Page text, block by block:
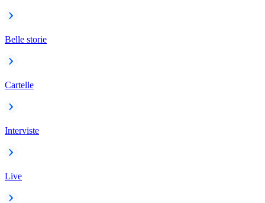
Belle storie
Cartelle
Interviste
Live